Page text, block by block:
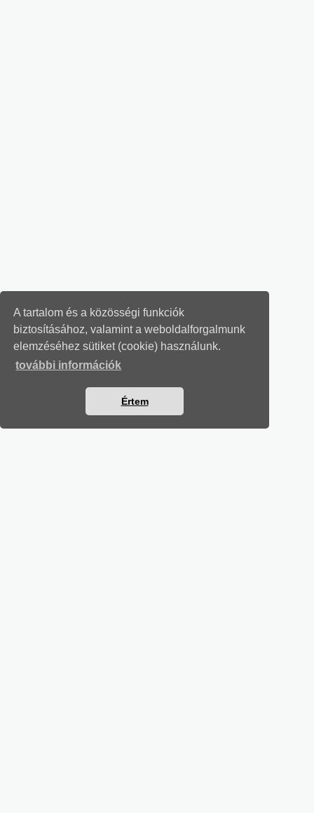
A tartalom és a közösségi funkciók
biztosításához, valamint a weboldalforgalmunk
elemzéséhez sütiket (cookie) használunk.
további információk
Értem